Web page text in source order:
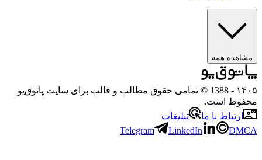
مشاهده همه
۱۴۰۵
- 1388 © تمامی حقوق مطالب و قالب برای سایت پاتوق‌یو
محفوظ است.
ارتباط با ما
تبلیغات
Telegram
LinkedIn DMCA